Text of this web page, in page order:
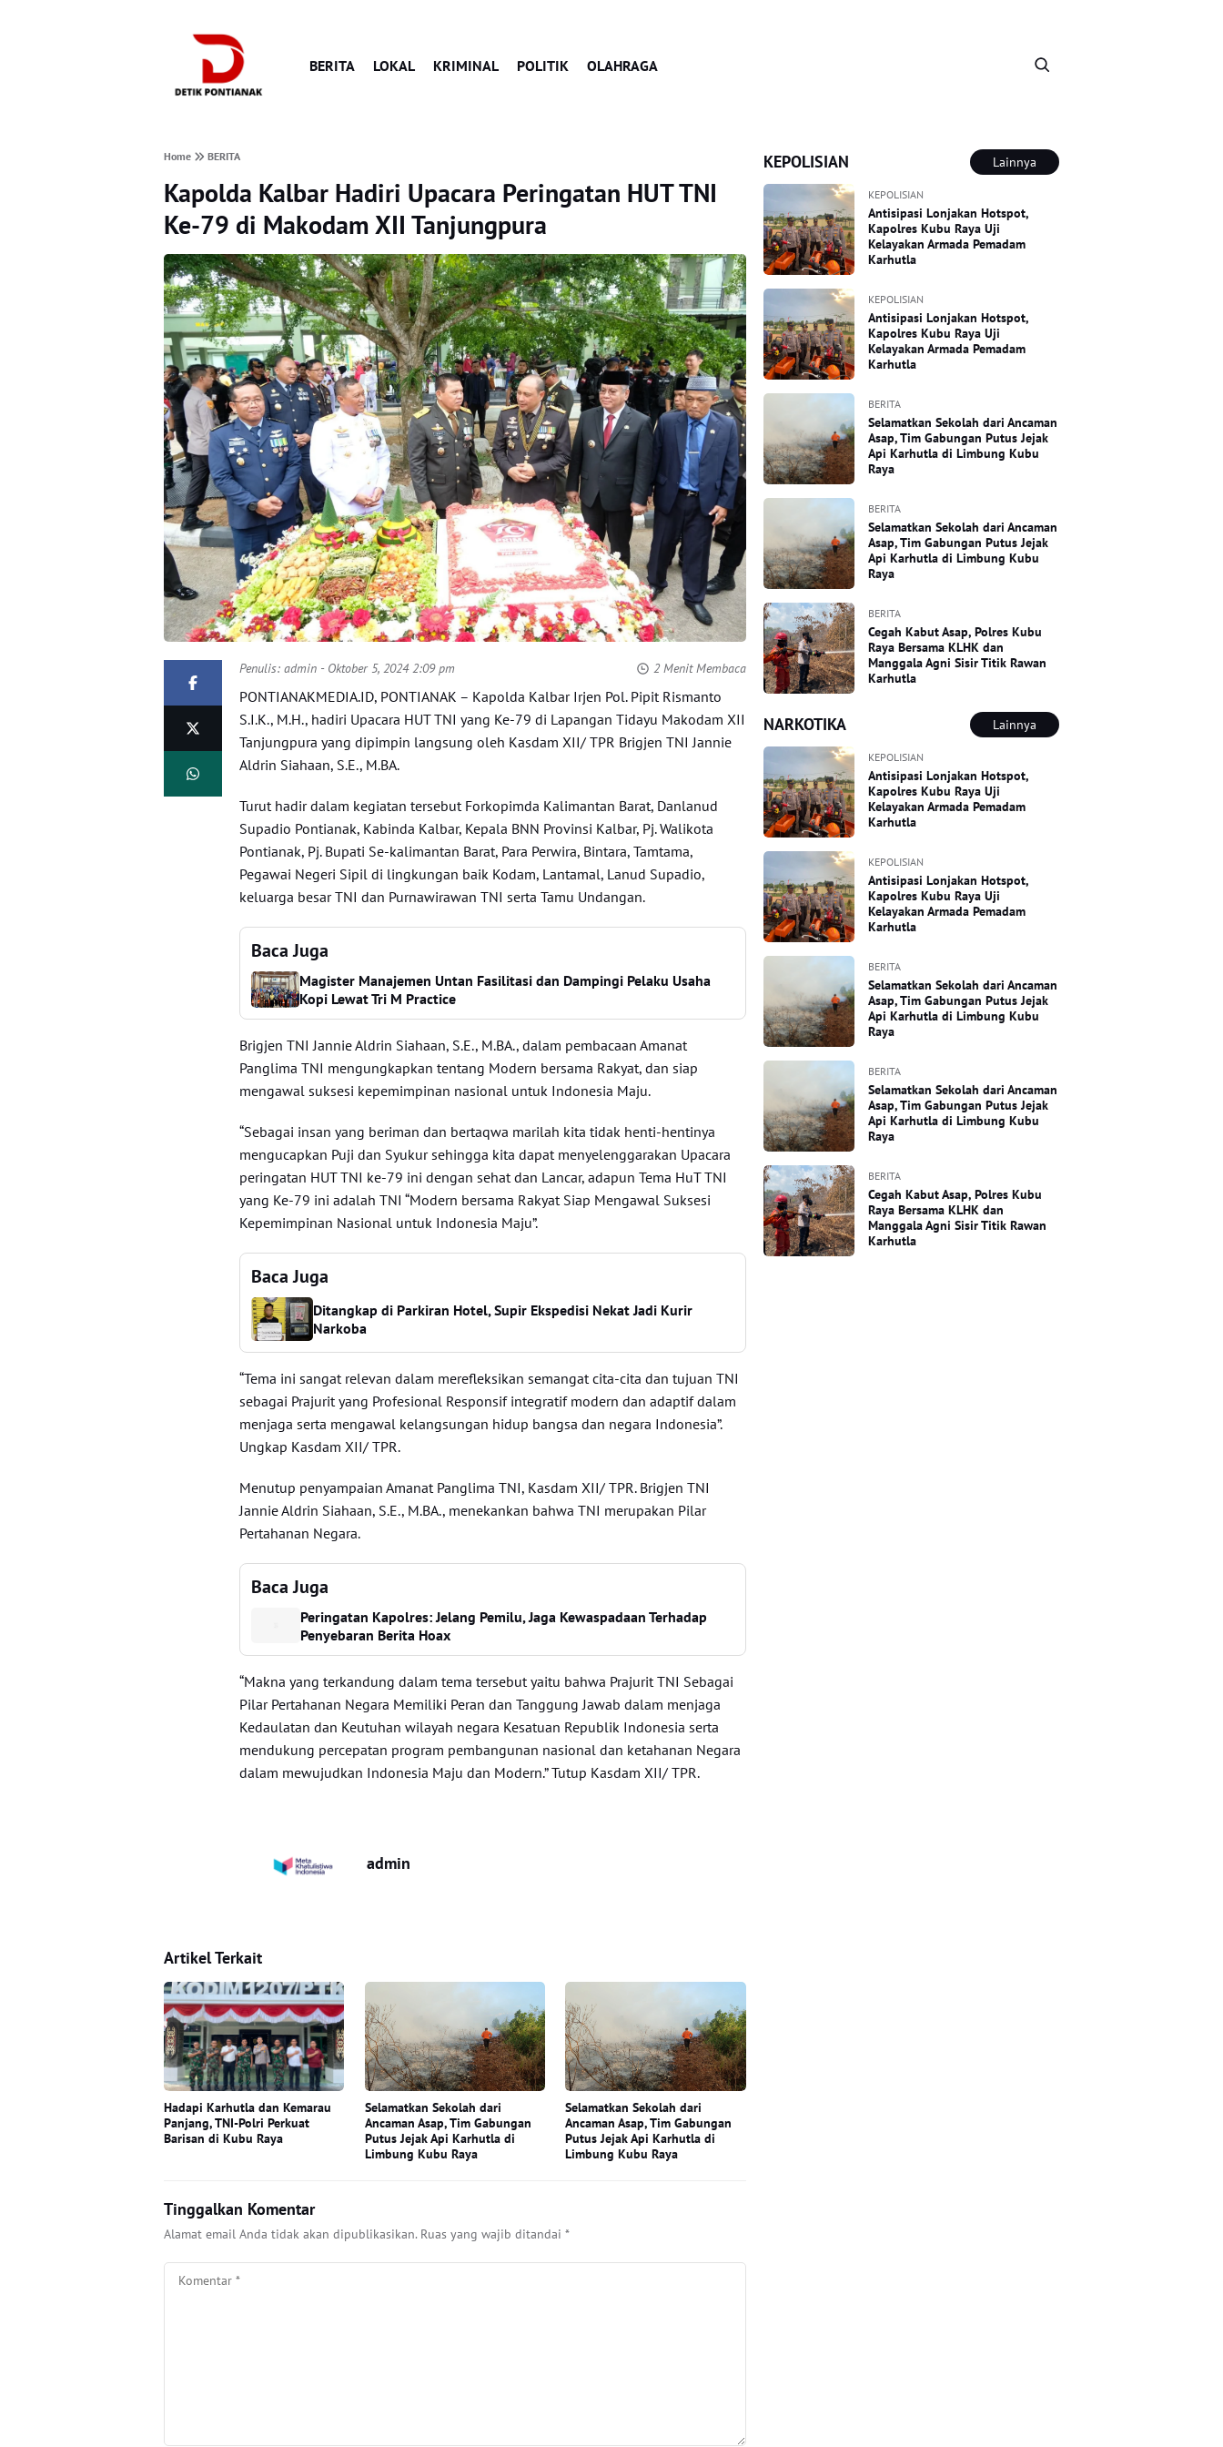
BERITA LOKAL KRIMINAL POLITIK OLAHRAGA
Home BERITA
Kapolda Kalbar Hadiri Upacara Peringatan HUT TNI
Ke-79 di Makodam XII Tanjungpura
Penulis:admin - Oktober 5, 2024 2:09 pm 2 Menit Membaca
PONTIANAKMEDIA.ID, PONTIANAK – Kapolda Kalbar Irjen Pol. Pipit Rismanto
S.I.K., M.H., hadiri Upacara HUT TNI yang Ke-79 di Lapangan Tidayu Makodam XII
Tanjungpura yang dipimpin langsung oleh Kasdam XII/ TPR Brigjen TNI Jannie
Aldrin Siahaan, S.E., M.BA.
Turut hadir dalam kegiatan tersebut Forkopimda Kalimantan Barat, Danlanud
Supadio Pontianak, Kabinda Kalbar, Kepala BNN Provinsi Kalbar, Pj. Walikota
Pontianak, Pj. Bupati Se-kalimantan Barat, Para Perwira, Bintara, Tamtama,
Pegawai Negeri Sipil di lingkungan baik Kodam, Lantamal, Lanud Supadio,
keluarga besar TNI dan Purnawirawan TNI serta Tamu Undangan.
Baca Juga
Magister Manajemen Untan Fasilitasi dan Dampingi Pelaku Usaha
Kopi Lewat Tri M Practice
Brigjen TNI Jannie Aldrin Siahaan, S.E., M.BA., dalam pembacaan Amanat
Panglima TNI mengungkapkan tentang Modern bersama Rakyat, dan siap
mengawal suksesi kepemimpinan nasional untuk Indonesia Maju.
“Sebagai insan yang beriman dan bertaqwa marilah kita tidak henti-hentinya
mengucapkan Puji dan Syukur sehingga kita dapat menyelenggarakan Upacara
peringatan HUT TNI ke-79 ini dengan sehat dan Lancar, adapun Tema HuT TNI
yang Ke-79 ini adalah TNI “Modern bersama Rakyat Siap Mengawal Suksesi
Kepemimpinan Nasional untuk Indonesia Maju”.
Baca Juga
Ditangkap di Parkiran Hotel, Supir Ekspedisi Nekat Jadi Kurir
Narkoba
“Tema ini sangat relevan dalam merefleksikan semangat cita-cita dan tujuan TNI
sebagai Prajurit yang Profesional Responsif integratif modern dan adaptif dalam
menjaga serta mengawal kelangsungan hidup bangsa dan negara Indonesia”.
Ungkap Kasdam XII/ TPR.
Menutup penyampaian Amanat Panglima TNI, Kasdam XII/ TPR. Brigjen TNI
Jannie Aldrin Siahaan, S.E., M.BA., menekankan bahwa TNI merupakan Pilar
Pertahanan Negara.
Baca Juga
Peringatan Kapolres: Jelang Pemilu, Jaga Kewaspadaan Terhadap
Penyebaran Berita Hoax
“Makna yang terkandung dalam tema tersebut yaitu bahwa Prajurit TNI Sebagai
Pilar Pertahanan Negara Memiliki Peran dan Tanggung Jawab dalam menjaga
Kedaulatan dan Keutuhan wilayah negara Kesatuan Republik Indonesia serta
mendukung percepatan program pembangunan nasional dan ketahanan Negara
dalam mewujudkan Indonesia Maju dan Modern.” Tutup Kasdam XII/ TPR.
admin
Artikel Terkait
Hadapi Karhutla dan Kemarau
Panjang, TNI-Polri Perkuat
Barisan di Kubu Raya
Selamatkan Sekolah dari
Ancaman Asap, Tim Gabungan
Putus Jejak Api Karhutla di
Limbung Kubu Raya
Selamatkan Sekolah dari
Ancaman Asap, Tim Gabungan
Putus Jejak Api Karhutla di
Limbung Kubu Raya
Tinggalkan Komentar
Alamat email Anda tidak akan dipublikasikan. Ruas yang wajib ditandai *
KEPOLISIAN Lainnya
KEPOLISIAN
Antisipasi Lonjakan Hotspot,
Kapolres Kubu Raya Uji
Kelayakan Armada Pemadam
Karhutla
KEPOLISIAN
Antisipasi Lonjakan Hotspot,
Kapolres Kubu Raya Uji
Kelayakan Armada Pemadam
Karhutla
BERITA
Selamatkan Sekolah dari Ancaman
Asap, Tim Gabungan Putus Jejak
Api Karhutla di Limbung Kubu
Raya
BERITA
Selamatkan Sekolah dari Ancaman
Asap, Tim Gabungan Putus Jejak
Api Karhutla di Limbung Kubu
Raya
BERITA
Cegah Kabut Asap, Polres Kubu
Raya Bersama KLHK dan
Manggala Agni Sisir Titik Rawan
Karhutla
NARKOTIKA Lainnya
KEPOLISIAN
Antisipasi Lonjakan Hotspot,
Kapolres Kubu Raya Uji
Kelayakan Armada Pemadam
Karhutla
KEPOLISIAN
Antisipasi Lonjakan Hotspot,
Kapolres Kubu Raya Uji
Kelayakan Armada Pemadam
Karhutla
BERITA
Selamatkan Sekolah dari Ancaman
Asap, Tim Gabungan Putus Jejak
Api Karhutla di Limbung Kubu
Raya
BERITA
Selamatkan Sekolah dari Ancaman
Asap, Tim Gabungan Putus Jejak
Api Karhutla di Limbung Kubu
Raya
BERITA
Cegah Kabut Asap, Polres Kubu
Raya Bersama KLHK dan
Manggala Agni Sisir Titik Rawan
Karhutla